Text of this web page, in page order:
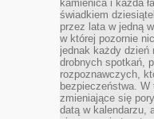
kamienica i każda
świadkiem
przez lata w jedną
w której pozornie
jednak każdy dzień
drobnych spotkań,
rozpoznawczych,
bezpieczeństwa. W
zmieniające się
datą w kalendarzu,